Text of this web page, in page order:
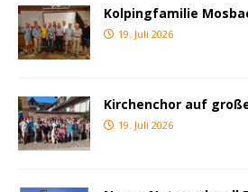
Kolpingfamilie
19. Juli 2026
Kirchenchor auf
19. Juli 2026